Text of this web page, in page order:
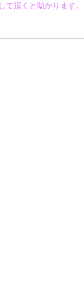
て頂くと助かります。